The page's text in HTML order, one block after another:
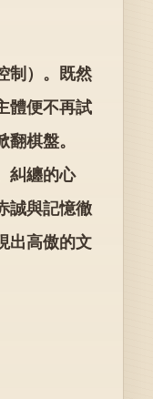
制）。既然
體便不再試
棋盤。
糾纏的心
誠與記憶徹
出高傲的文